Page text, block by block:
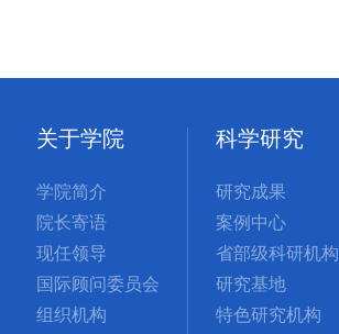
关于学院
学院简介
院长寄语
现任领导
国际顾问委员会
组织机构
科学研究
研究成果
案例中心
省部级科研机构
研究基地
特色研究机构